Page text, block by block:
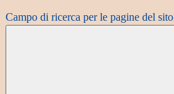
Campo di ricerca per le pagine del sito